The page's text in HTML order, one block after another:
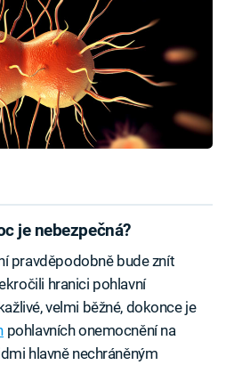
je nebezpečná?
pravděpodobně bude znít
hranici pohlavní
velmi běžné, dokonce je
pohlavních onemocnění na
hlavně nechráněným